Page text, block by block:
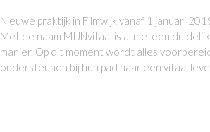
Nieuwe praktijk in Filmwijk vanaf 1 januari
Met de naam MIJNvitaal is al meteen
manier. Op dit moment wordt alles
ondersteunen bij hun pad naar een vitaal